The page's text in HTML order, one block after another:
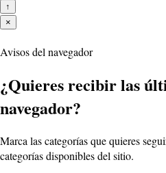
↑
×
Avisos del navegador
¿Quieres recibir las
navegador?
Marca las categorías que quieres
categorías disponibles del sitio.